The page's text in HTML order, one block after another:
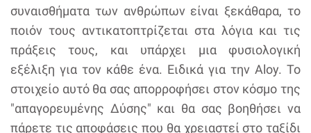
συναισθήματα των ανθρώπων είναι ξεκάθαρα, το
ποιόν τους αντικατοπτρίζεται στα λόγια και τις
πράξεις τους, και υπάρχει μια φυσιολογική
εξέλιξη για τον κάθε ένα. Ειδικά για την Aloy. Το
στοιχείο αυτό θα σας απορροφήσει στον κόσμο της
"απαγορευμένης Δύσης" και θα σας βοηθήσει να
πάρετε τις αποφάσεις που θα χρειαστεί στο ταξίδι